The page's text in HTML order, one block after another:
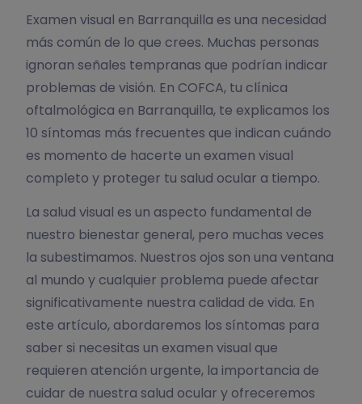
Examen visual en Barranquilla es una necesidad
más común de lo que crees. Muchas personas
ignoran señales tempranas que podrían indicar
problemas de visión. En COFCA, tu clínica
oftalmológica en Barranquilla, te explicamos los
10 síntomas más frecuentes que indican cuándo
es momento de hacerte un examen visual
completo y proteger tu salud ocular a tiempo.
La salud visual es un aspecto fundamental de
nuestro bienestar general, pero muchas veces
la subestimamos. Nuestros ojos son una ventana
al mundo y cualquier problema puede afectar
significativamente nuestra calidad de vida. En
este artículo, abordaremos los síntomas para
saber si necesitas un examen visual que
requieren atención urgente, la importancia de
cuidar de nuestra salud ocular y ofreceremos